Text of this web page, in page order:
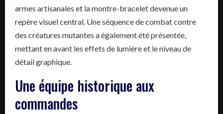
armes artisanales et la montre-bracelet devenue un
repère visuel central. Une séquence de combat contre
des créatures mutantes a également été présentée,
mettant en avant les effets de lumière et le niveau de
détail graphique.
Une équipe historique aux
commandes